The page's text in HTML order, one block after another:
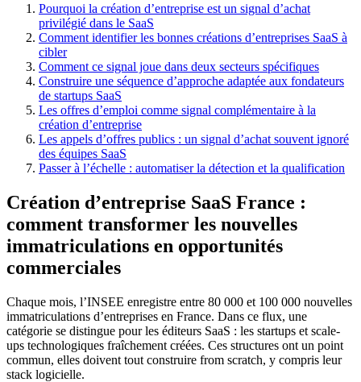
Pourquoi la création d’entreprise est un signal d’achat
privilégié dans le SaaS
Comment identifier les bonnes créations d’entreprises SaaS à
cibler
Comment ce signal joue dans deux secteurs spécifiques
Construire une séquence d’approche adaptée aux fondateurs
de startups SaaS
Les offres d’emploi comme signal complémentaire à la
création d’entreprise
Les appels d’offres publics : un signal d’achat souvent ignoré
des équipes SaaS
Passer à l’échelle : automatiser la détection et la qualification
Création d’entreprise SaaS France :
comment transformer les nouvelles
immatriculations en opportunités
commerciales
Chaque mois, l’INSEE enregistre entre 80 000 et 100 000 nouvelles
immatriculations d’entreprises en France. Dans ce flux, une
catégorie se distingue pour les éditeurs SaaS : les startups et scale-
ups technologiques fraîchement créées. Ces structures ont un point
commun, elles doivent tout construire from scratch, y compris leur
stack logicielle.